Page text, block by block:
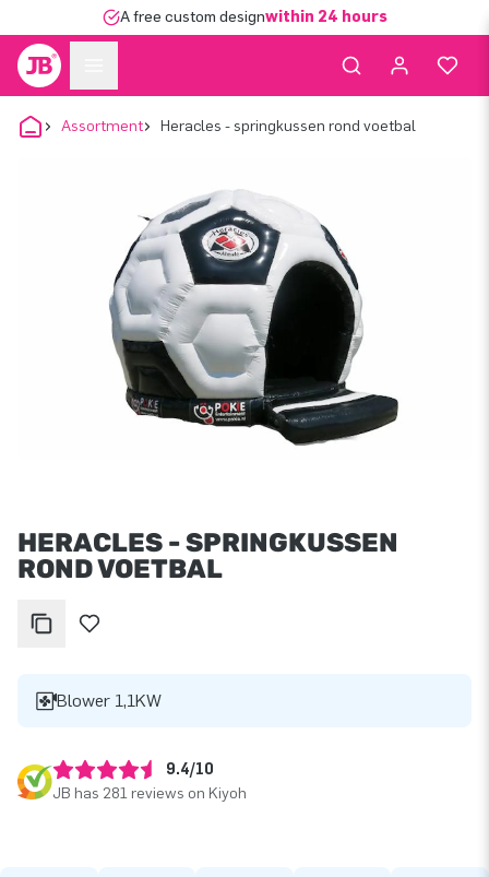
A free custom designwithin 24 hours
Assortment Heracles - springkussen rond voetbal
HERACLES - SPRINGKUSSEN
ROND VOETBAL
Blower 1,1KW
9.4/10
JB has 281 reviews on Kiyoh